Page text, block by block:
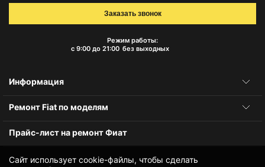
Сайт использует cookie-файлы, чтобы сделать
Режим работы:
с 9:00 до 21:00 без выходных
Заказать звонок
Информация
Ремонт Fiat по моделям
Прайс-лист на ремонт Фиат